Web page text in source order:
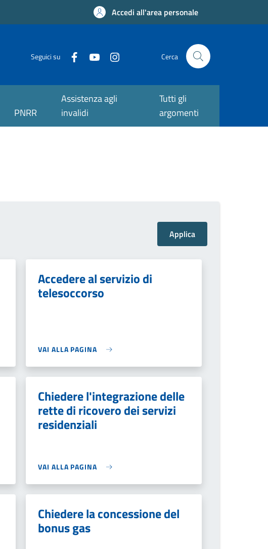
Accedi all'area personale
Seguici su Cerca
PNRR
Assistenza agli
invalidi
Tutti gli
argomenti
Accedere al servizio di
telesoccorso
VAI ALLA PAGINA
Chiedere l'integrazione delle
rette di ricovero dei servizi
residenziali
VAI ALLA PAGINA
Chiedere la concessione del
bonus gas